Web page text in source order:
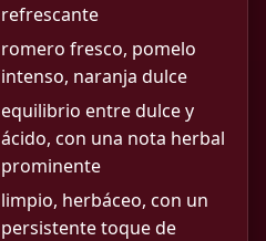
refrescante
romero fresco, pomelo
intenso, naranja dulce
equilibrio entre dulce y
ácido, con una nota herbal
prominente
limpio, herbáceo, con un
persistente toque de